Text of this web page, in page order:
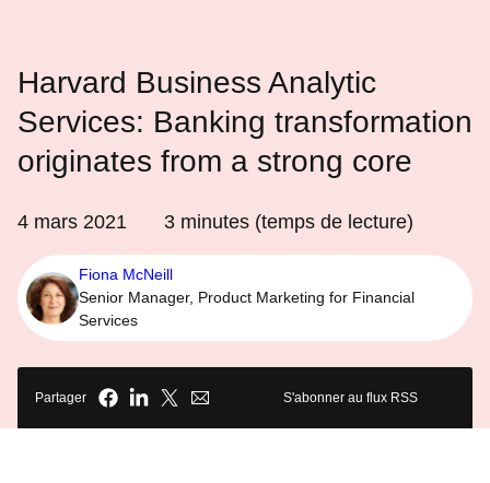
Harvard Business Analytic
Services: Banking transformation
originates from a strong core
4 mars 2021 3 minutes (temps de lecture)
Fiona McNeill
Senior Manager, Product Marketing for Financial
Services
Partager S'abonner au flux RSS